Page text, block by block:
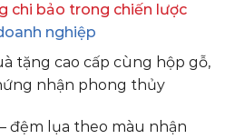
chi bảo trong chiến lược
nghiệp
tặng cao cấp cùng hộp gỗ,
nhận phong thủy
đệm lụa theo màu nhận